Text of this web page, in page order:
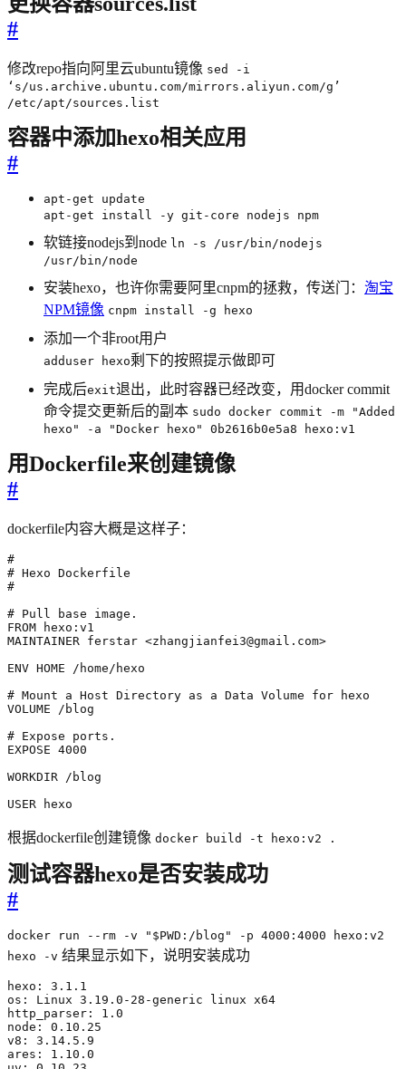
#
修改repo指向阿里云ubuntu镜像 sed -i
‘s/us.archive.ubuntu.com/mirrors.aliyun.com/g’
/etc/apt/sources.list
容器中添加hexo相关应用
#
apt-get update
apt-get install -y git-core nodejs npm
软链接nodejs到node ln -s /usr/bin/nodejs
/usr/bin/node
安装hexo，也许你需要阿里cnpm的拯救，传送门： 淘宝
NPM镜像 cnpm install -g hexo
添加一个非root用户
adduser hexo剩下的按照提示做即可
完成后exit退出，此时容器已经改变，用docker commit
命令提交更新后的副本 sudo docker commit -m "Added
hexo" -a "Docker hexo" 0b2616b0e5a8 hexo:v1
用Dockerfile来创建镜像
#
dockerfile内容大概是这样子：
MAINTAINER ferstar <zhangjianfei3@gmail.com
USER hexo
根据dockerfile创建镜像 docker build -t hexo:v2 .
测试容器hexo是否安装成功
#
docker run --rm -v "$PWD:/blog" -p 4000:4000 hexo:v2
hexo -v 结果显示如下，说明安装成功